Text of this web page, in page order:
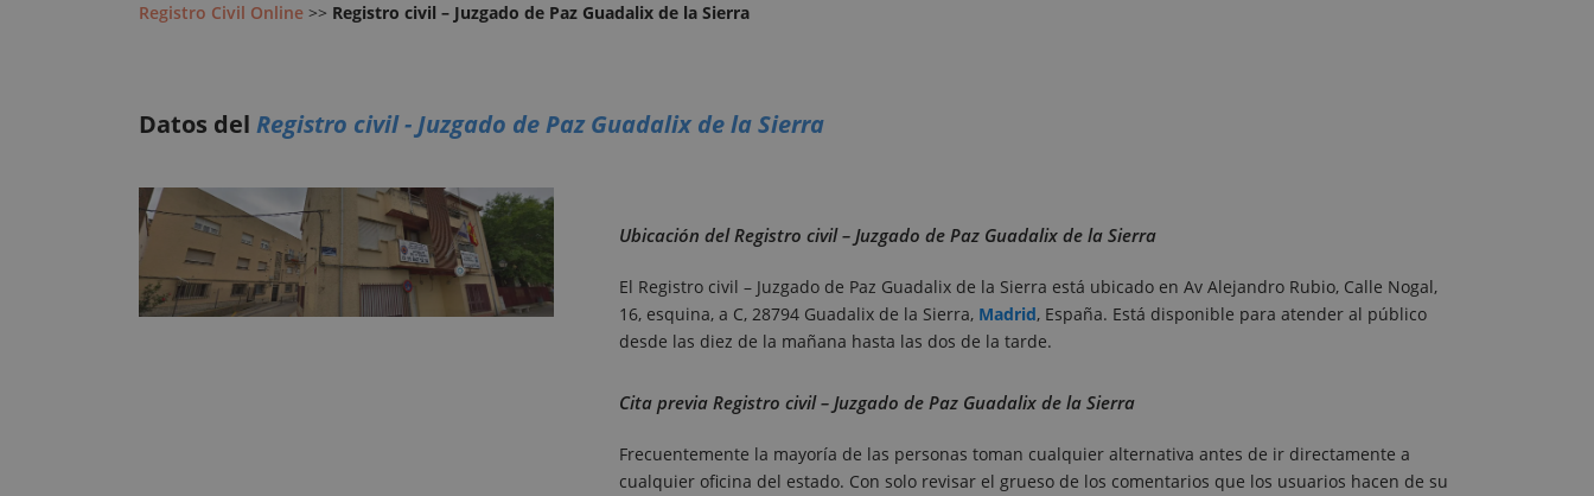
Registro Civil Online >> Registro civil – Juzgado de Paz Guadalix de la Sierra
Datos del Registro civil - Juzgado de Paz Guadalix de la Sierra
Ubicación del Registro civil – Juzgado de Paz Guadalix de la Sierra
El Registro civil – Juzgado de Paz Guadalix de la Sierra está ubicado en Av Alejandro Rubio, Calle Nogal,
16, esquina, a C, 28794 Guadalix de la Sierra, Madrid, España. Está disponible para atender al público
desde las diez de la mañana hasta las dos de la tarde.
Cita previa Registro civil – Juzgado de Paz Guadalix de la Sierra
Frecuentemente la mayoría de las personas toman cualquier alternativa antes de ir directamente a
cualquier oficina del estado. Con solo revisar el grueso de los comentarios que los usuarios hacen de su